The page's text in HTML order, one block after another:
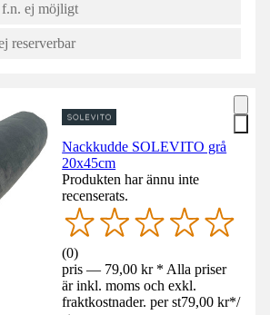
ej möjligt
reserverbar
Nackkudde SOLEVITO grå
20x45cm
Produkten har ännu inte
recenserats.
(0)
pris — 79,00 kr * Alla priser
är inkl. moms och exkl.
fraktkostnader. per st79,00 kr*/